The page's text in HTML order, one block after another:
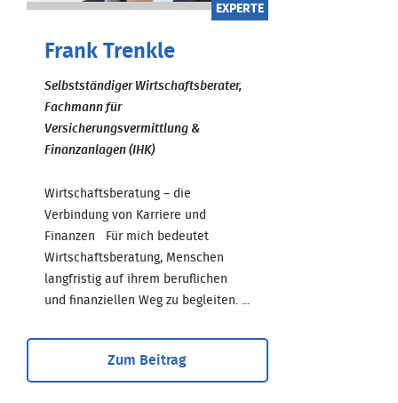
EXPERTE
Frank Trenkle
Selbstständiger Wirtschaftsberater,
Fachmann für
Versicherungsvermittlung &
Finanzanlagen (IHK)
Wirtschaftsberatung – die
Verbindung von Karriere und
Finanzen Für mich bedeutet
Wirtschaftsberatung, Menschen
langfristig auf ihrem beruflichen
und finanziellen Weg zu begleiten. ...
Zum Beitrag